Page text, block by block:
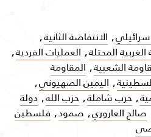
, الانتفاضة الثانية,
المحتلة, العمليات الفردية,
الشعبية, المقاومة
, اليمين الصهيوني,
, حرب شاملة, حزب الله, دولة
صالح العاروري, صمود, فلسطين